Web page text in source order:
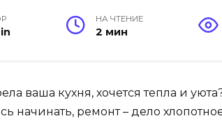
НА ЧТЕНИЕ
2 мин
ваша кухня, хочется тепла и
начинать, ремонт – дело